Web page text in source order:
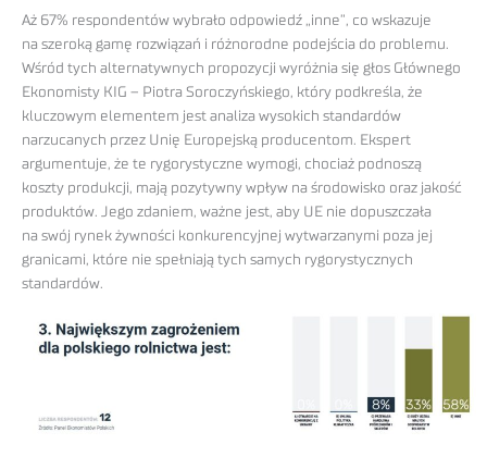
Aż 67% respondentów wybrało odpowiedź „inne”, co wskazuje
na szeroką gamę rozwiązań i różnorodne podejścia do problemu.
Wśród tych alternatywnych propozycji wyróżnia się głos Głównego
Ekonomisty KIG – Piotra Soroczyńskiego, który podkreśla, że
kluczowym elementem jest analiza wysokich standardów
narzucanych przez Unię Europejską producentom. Ekspert
argumentuje, że te rygorystyczne wymogi, chociaż podnoszą
koszty produkcji, mają pozytywny wpływ na środowisko oraz jakość
produktów. Jego zdaniem, ważne jest, aby UE nie dopuszczała
na swój rynek żywności konkurencyjnej wytwarzanymi poza jej
granicami, które nie spełniają tych samych rygorystycznych
standardów.